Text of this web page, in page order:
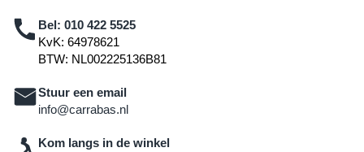
Bel: 010 422 5525
KvK: 64978621
BTW: NL002225136B81
Stuur een email
info@carrabas.nl
Kom langs in de winkel